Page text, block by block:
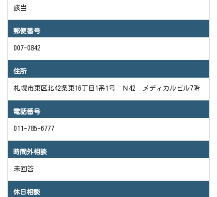
該当
郵便番号
007-0842
住所
札幌市東区北42条東16丁目1番1号 Ｎ42 メディカルビル7階
電話番号
011-785-6777
時間外相談
未回答
休日相談